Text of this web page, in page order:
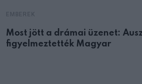
Most jött a drámai üzenet:
figyelmeztették Magyar